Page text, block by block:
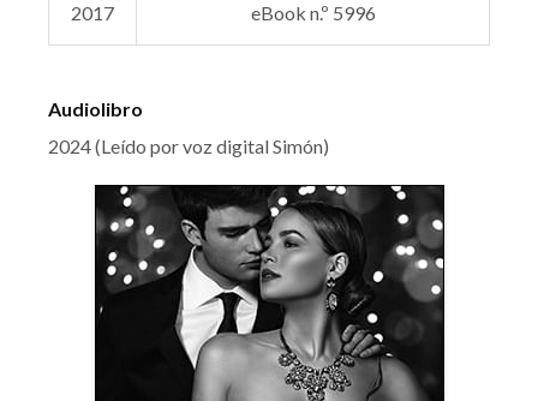
2017 eBook n.º 5996
Audiolibro
2024 (Leído por voz digital Simón)